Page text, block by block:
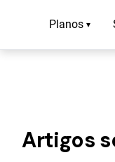
Planos ▾
Artigos